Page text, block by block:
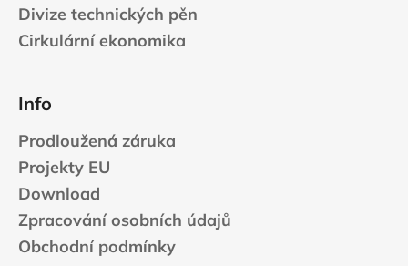
Divize technických pěn
Cirkulární ekonomika
Info
Prodloužená záruka
Projekty EU
Download
Zpracování osobních údajů
Obchodní podmínky